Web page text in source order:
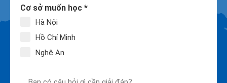
Cơ sở muốn học *
Hà Nội
Hồ Chí Minh
Nghệ An